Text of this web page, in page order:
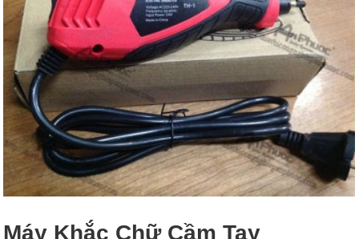
Máy Khắc Chữ Cầm Tay